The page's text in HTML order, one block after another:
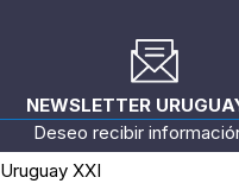
NEWSLETTER
Deseo recibir
Uruguay XXI